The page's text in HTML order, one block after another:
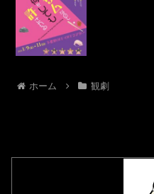
ホーム 観劇